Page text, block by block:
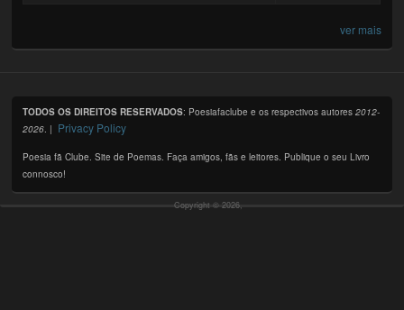
ver mais
TODOS OS DIREITOS RESERVADOS: Poesiafaclube e os respectivos autores2012-
2026. | Privacy Policy
Poesia fã Clube. Site de Poemas. Faça amigos, fãs e leitores. Publique o seu Livro
connosco!
Copyright © 2026,